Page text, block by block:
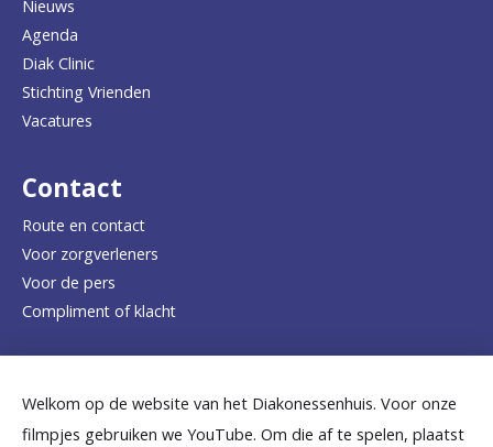
Welkom op de website van het Diakonessenhuis. Voor onze
filmpjes gebruiken we YouTube. Om die af te spelen, plaatst
n
a
a
d
e
h
o
p
Nieuws
Agenda
Diak Clinic
Stichting Vrienden
Vacatures
Contact
Route en contact
Voor zorgverleners
Voor de pers
Compliment of klacht
Dicht bij jou